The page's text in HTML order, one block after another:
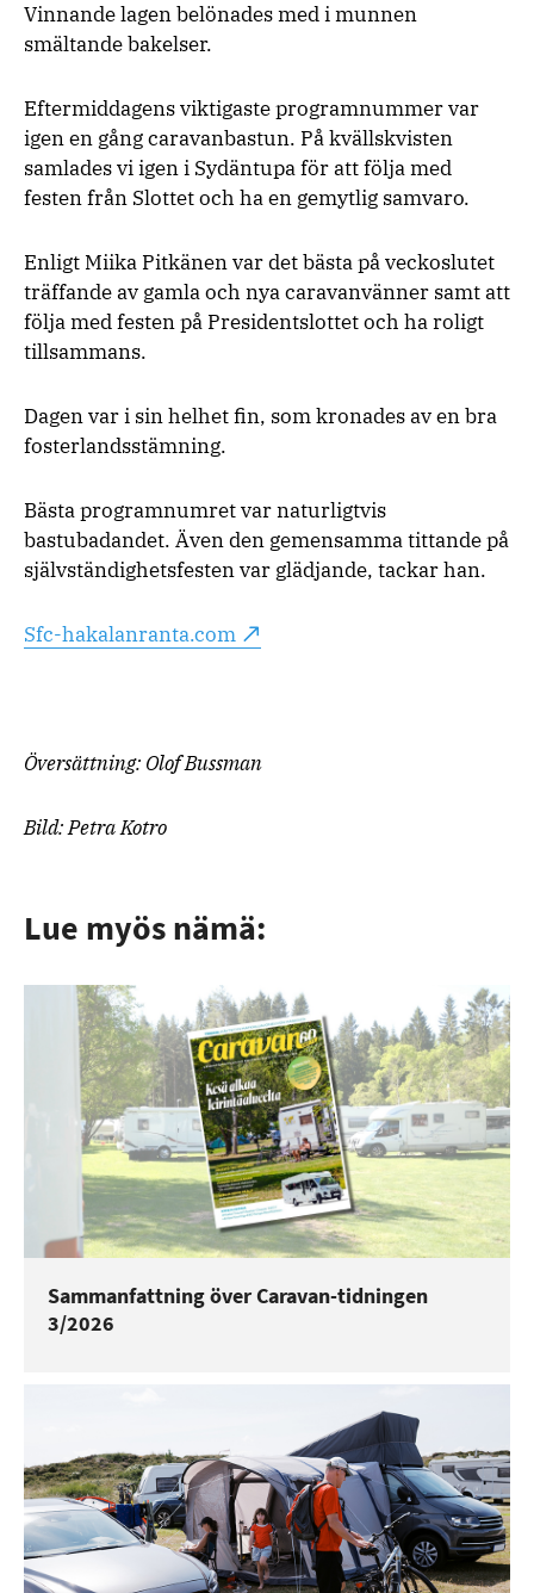
Vinnande lagen belönades med i munnen
smältande bakelser.
Eftermiddagens viktigaste programnummer var
igen en gång caravanbastun. På kvällskvisten
samlades vi igen i Sydäntupa för att följa med
festen från Slottet och ha en gemytlig samvaro.
Enligt Miika Pitkänen var det bästa på veckoslutet
träffande av gamla och nya caravanvänner samt att
följa med festen på Presidentslottet och ha roligt
tillsammans.
Dagen var i sin helhet fin, som kronades av en bra
fosterlandsstämning.
Bästa programnumret var naturligtvis
bastubadandet. Även den gemensamma tittande på
självständighetsfesten var glädjande, tackar han.
Sfc-hakalanranta.com
Översättning: Olof Bussman
Bild: Petra Kotro
Lue myös nämä:
Sammanfattning över Caravan-tidningen
3/2026